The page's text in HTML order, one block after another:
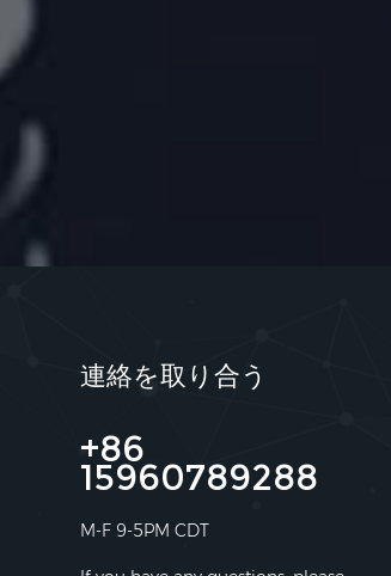
連絡を取り合う
+86
15960789288
M-F 9-5PM CDT